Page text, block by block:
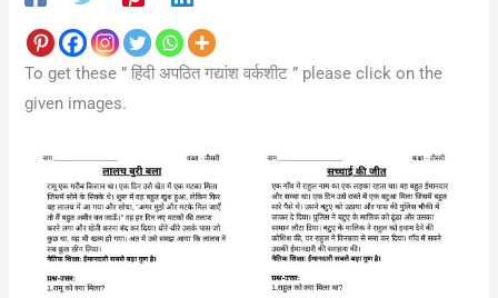
To get these ” हिंदी अपठित गद्यांश वर्कशीट ” please click on the
given images.